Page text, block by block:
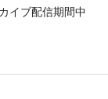
イブ配信期間中